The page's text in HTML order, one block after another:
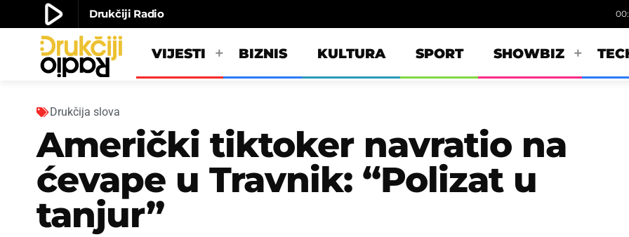
play_arrow Drukčiji Radio
play_arrow Drukčiji radioVIJESTI BIZNIS KULTURA SPORT SHOWBIZ
Drukčija slova
Američki tiktoker navratio na
ćevape u Travnik: “Polizat u
tanjur”